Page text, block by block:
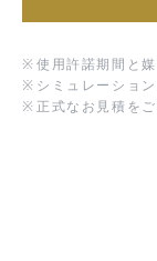
※ 使用許諾期間と
※ シミュレーショ
※ 正式なお見積を